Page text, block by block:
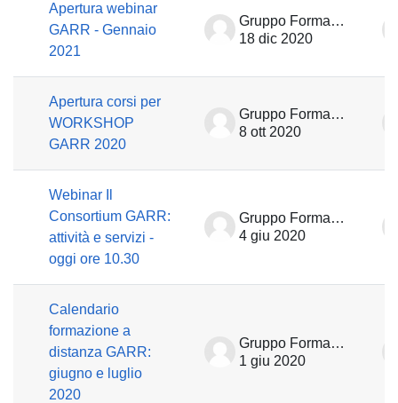
Apertura webinar
GARR - Gennaio
2021
Gruppo Formazione
18 dic 2020
Apertura corsi per
WORKSHOP
GARR 2020
Gruppo Formazione
8 ott 2020
Webinar Il
Consortium GARR:
attività e servizi -
oggi ore 10.30
Gruppo Formazione
4 giu 2020
Calendario
formazione a
distanza GARR:
giugno e luglio
2020
Gruppo Formazione
1 giu 2020